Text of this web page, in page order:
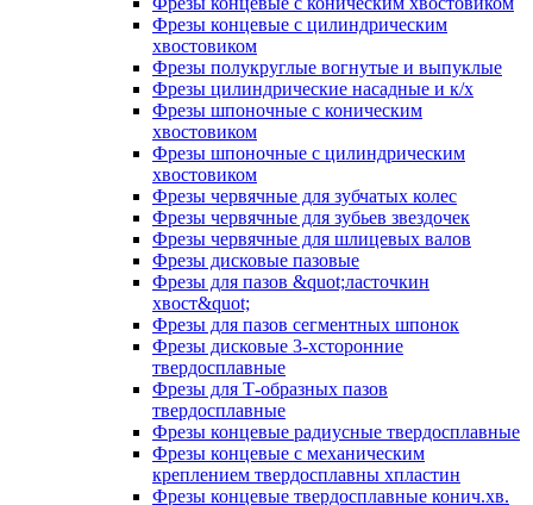
Фрезы концевые с цилиндрическим
хвостовиком
Фрезы полукруглые вогнутые и выпуклые
Фрезы цилиндрические насадные и к/х
Фрезы шпоночные с коническим
хвостовиком
Фрезы шпоночные с цилиндрическим
хвостовиком
Фрезы червячные для зубчатых колес
Фрезы червячные для зубьев звездочек
Фрезы червячные для шлицевых валов
Фрезы дисковые пазовые
Фрезы для пазов &quot;ласточкин
хвост&quot;
Фрезы для пазов сегментных шпонок
Фрезы дисковые 3-хсторонние
твердосплавные
Фрезы для Т-образных пазов
твердосплавные
Фрезы концевые радиусные твердосплавные
Фрезы концевые с механическим
креплением твердосплавны хпластин
Фрезы концевые твердосплавные конич.хв.